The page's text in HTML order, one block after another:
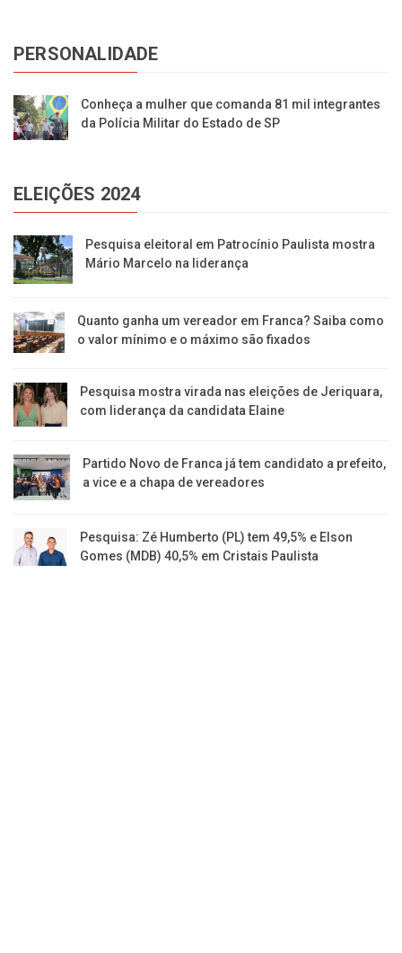
PERSONALIDADE
Conheça a mulher que comanda 81 mil integrantes
da Polícia Militar do Estado de SP
ELEIÇÕES 2024
Pesquisa eleitoral em Patrocínio Paulista mostra
Mário Marcelo na liderança
Quanto ganha um vereador em Franca? Saiba como
o valor mínimo e o máximo são fixados
Pesquisa mostra virada nas eleições de Jeriquara,
com liderança da candidata Elaine
Partido Novo de Franca já tem candidato a prefeito,
a vice e a chapa de vereadores
Pesquisa: Zé Humberto (PL) tem 49,5% e Elson
Gomes (MDB) 40,5% em Cristais Paulista